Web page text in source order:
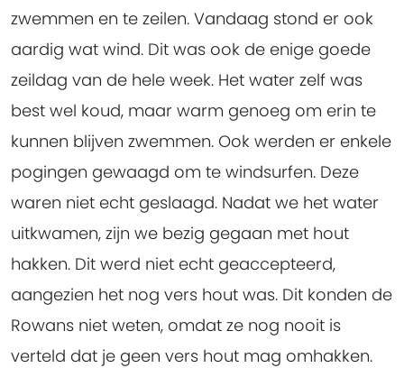
zwemmen en te zeilen. Vandaag stond er ook
aardig wat wind. Dit was ook de enige goede
zeildag van de hele week. Het water zelf was
best wel koud, maar warm genoeg om erin te
kunnen blijven zwemmen. Ook werden er enkele
pogingen gewaagd om te windsurfen. Deze
waren niet echt geslaagd. Nadat we het water
uitkwamen, zijn we bezig gegaan met hout
hakken. Dit werd niet echt geaccepteerd,
aangezien het nog vers hout was. Dit konden de
Rowans niet weten, omdat ze nog nooit is
verteld dat je geen vers hout mag omhakken.